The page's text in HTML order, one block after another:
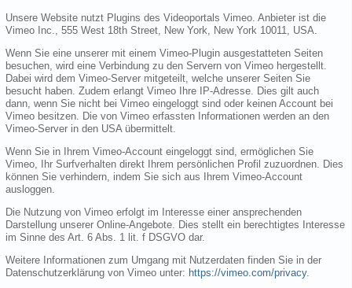
Unsere Website nutzt Plugins des Videoportals Vimeo. Anbieter ist die
Vimeo Inc., 555 West 18th Street, New York, New York 10011, USA.
Wenn Sie eine unserer mit einem Vimeo-Plugin ausgestatteten Seiten
besuchen, wird eine Verbindung zu den Servern von Vimeo hergestellt.
Dabei wird dem Vimeo-Server mitgeteilt, welche unserer Seiten Sie
besucht haben. Zudem erlangt Vimeo Ihre IP-Adresse. Dies gilt auch
dann, wenn Sie nicht bei Vimeo eingeloggt sind oder keinen Account bei
Vimeo besitzen. Die von Vimeo erfassten Informationen werden an den
Vimeo-Server in den USA übermittelt.
Wenn Sie in Ihrem Vimeo-Account eingeloggt sind, ermöglichen Sie
Vimeo, Ihr Surfverhalten direkt Ihrem persönlichen Profil zuzuordnen. Dies
können Sie verhindern, indem Sie sich aus Ihrem Vimeo-Account
ausloggen.
Die Nutzung von Vimeo erfolgt im Interesse einer ansprechenden
Darstellung unserer Online-Angebote. Dies stellt ein berechtigtes Interesse
im Sinne des Art. 6 Abs. 1 lit. f DSGVO dar.
Weitere Informationen zum Umgang mit Nutzerdaten finden Sie in der
Datenschutzerklärung von Vimeo unter: https://vimeo.com/privacy.